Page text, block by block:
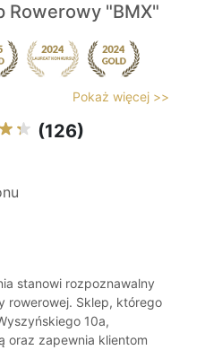
Rowerowy "BMX"
Pokaż więcej >>
(126)
stanowi rozpoznawalny
rowerowej. Sklep, którego
10a,
oraz zapewnia klientom